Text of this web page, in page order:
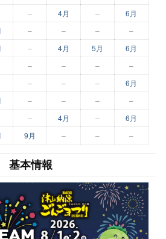
– 4月 –
6月
– – – –
– 4月 5月
6月
– – – –
– – –
6月
– – – –
– 4月 –
6月
9月 – – –
基本情報